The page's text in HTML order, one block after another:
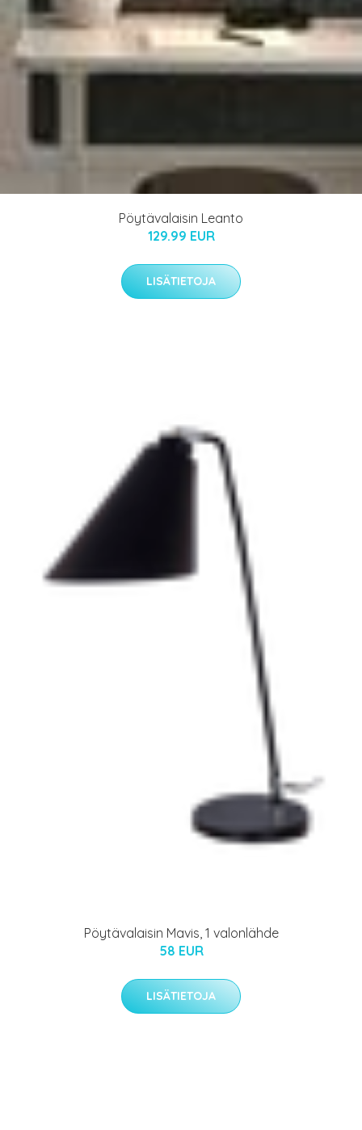
Pöytävalaisin Leanto
129.99 EUR
LISÄTIETOJA
Pöytävalaisin Mavis, 1 valonlähde
58 EUR
LISÄTIETOJA